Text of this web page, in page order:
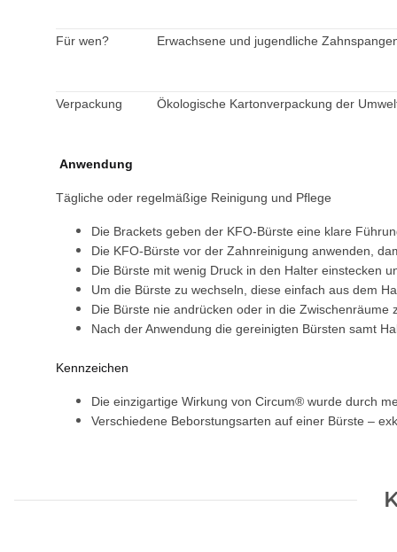
Für wen? Erwachsene und jugendliche
Verpackung Ökologische Kartonverpackung der
Anwendung
Tägliche oder regelmäßige Reinigung und Pflege
Die Brackets geben der KFO-Bürste eine klare
Die KFO-Bürste vor der Zahnreinigung anwenden,
Die Bürste mit wenig Druck in den Halter einstecken
Um die Bürste zu wechseln, diese einfach aus dem
Die Bürste nie andrücken oder in die Zwischenräume
Nach der Anwendung die gereinigten Bürsten samt
Kennzeichen
Die einzigartige Wirkung von Circum® wurde durch
Verschiedene Beborstungsarten auf einer Bürste –